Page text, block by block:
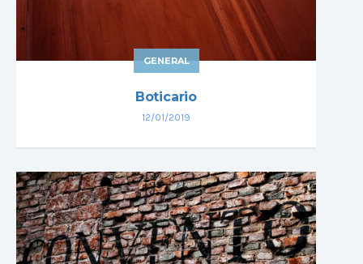
GENERAL
Boticario
12/01/2019